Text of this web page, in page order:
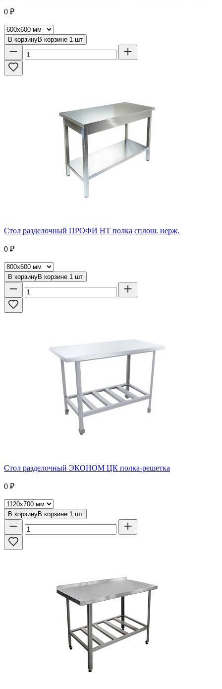
0 ₽
В корзинуВ корзине 1 шт
Стол разделочный ПРОФИ НТ полка сплош. нерж.
0 ₽
В корзинуВ корзине 1 шт
Стол разделочный ЭКОНОМ ЦК полка-решетка
0 ₽
В корзинуВ корзине 1 шт